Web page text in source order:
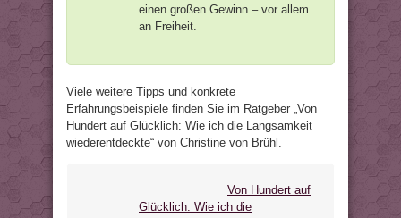
einen großen Gewinn – vor allem
an Freiheit.
Viele weitere Tipps und konkrete
Erfahrungsbeispiele finden Sie im Ratgeber „Von
Hundert auf Glücklich: Wie ich die Langsamkeit
wiederentdeckte“ von Christine von Brühl.
Von Hundert auf
Glücklich: Wie ich die